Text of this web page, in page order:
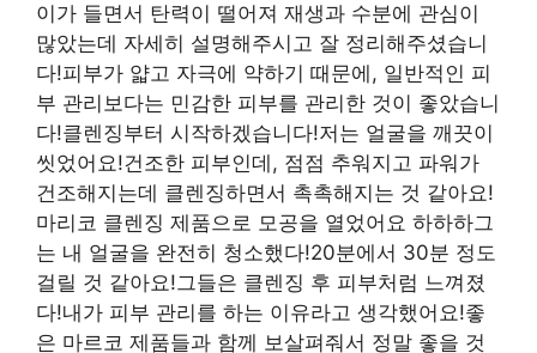
이가 들면서 탄력이 떨어져 재생과 수분에 관심이
많았는데 자세히 설명해주시고 잘 정리해주셨습니
다!피부가 얇고 자극에 약하기 때문에, 일반적인 피
부 관리보다는 민감한 피부를 관리한 것이 좋았습니
다!클렌징부터 시작하겠습니다!저는 얼굴을 깨끗이
씻었어요!건조한 피부인데, 점점 추워지고 파워가
건조해지는데 클렌징하면서 촉촉해지는 것 같아요!
마리코 클렌징 제품으로 모공을 열었어요 하하하그
는 내 얼굴을 완전히 청소했다!20분에서 30분 정도
걸릴 것 같아요!그들은 클렌징 후 피부처럼 느껴졌
다!내가 피부 관리를 하는 이유라고 생각했어요!좋
은 마르코 제품들과 함께 보살펴줘서 정말 좋을 것